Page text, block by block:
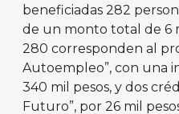
beneficiadas 282
de un monto total de 6
280 corresponden al
Autoempleo”, con una
340 mil pesos, y dos
Futuro”, por 26 mil